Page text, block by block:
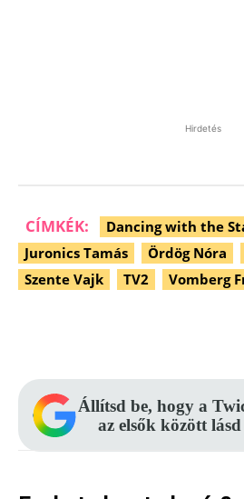
Hirdetés
CÍMKÉK: Dancing with the
Juronics Tamás
Ördög Nóra
Szente Vajk
TV2 Vomberg
Állítsd be, hogy a
az elsők között